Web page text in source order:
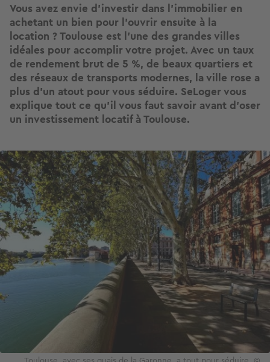
Vous avez envie d'investir dans l'immobilier en
achetant un bien pour l'ouvrir ensuite à la
location ? Toulouse est l’une des grandes villes
idéales pour accomplir votre projet. Avec un taux
de rendement brut de 5 %, de beaux quartiers et
des réseaux de transports modernes, la ville rose a
plus d'un atout pour vous séduire. SeLoger vous
explique tout ce qu'il vous faut savoir avant d'oser
un investissement locatif à Toulouse.
Image